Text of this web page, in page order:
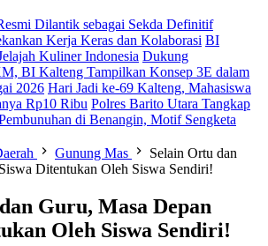
Dilantik sebagai Sekda Definitif
Kerja Keras dan Kolaborasi BI
Kuliner Indonesia Dukung
BI Kalteng Tampilkan Konsep 3E dalam
2026 Hari Jadi ke-69 Kalteng, Mahasiswa
Rp10 Ribu Polres Barito Utara Tangkap
di Benangin, Motif Sengketa
Gunung Mas
Selain Ortu dan
Ditentukan Oleh Siswa Sendiri!
Guru, Masa Depan
Oleh Siswa Sendiri!